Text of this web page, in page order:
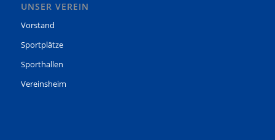
UNSER VEREIN
Vorstand
Sportplätze
Sporthallen
Vereinsheim